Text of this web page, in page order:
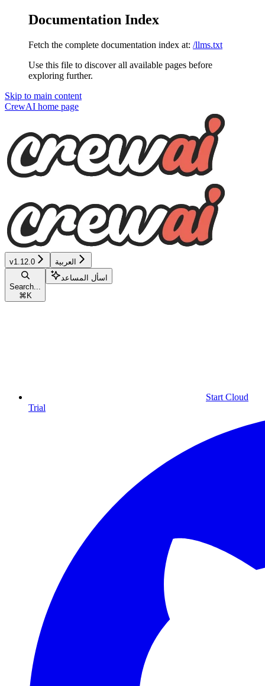
Documentation Index
Fetch the complete documentation index at: /llms.txt
Use this file to discover all available pages before
exploring further.
Skip to main content
CrewAI home page
v1.12.0 العربية
Search...
⌘ K
اسأل المساعد
Start Cloud
Trial